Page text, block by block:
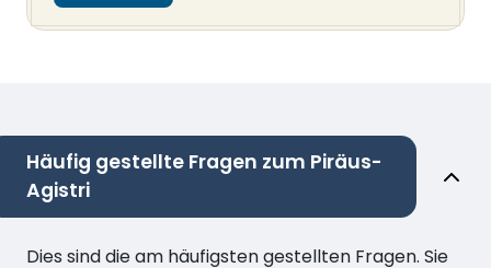
Häufig gestellte Fragen zum Piräus-
Agistri
Dies sind die am häufigsten gestellten Fragen. Sie